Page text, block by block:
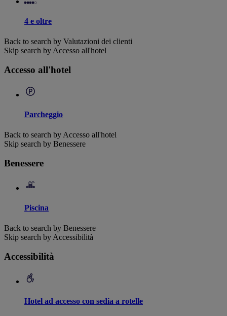
4 e oltre
Back to search by Valutazioni dei clienti
Skip search by Accesso all'hotel
Accesso all'hotel
Parcheggio
Back to search by Accesso all'hotel
Skip search by Benessere
Benessere
Piscina
Back to search by Benessere
Skip search by Accessibilità
Accessibilità
Hotel ad accesso con sedia a rotelle